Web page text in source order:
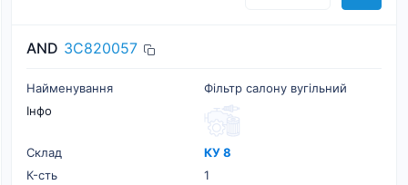
AND 3C820057
Найменування
Фільтр салону вугільний
Інфо
Склад
КУ 8
К-cть
1